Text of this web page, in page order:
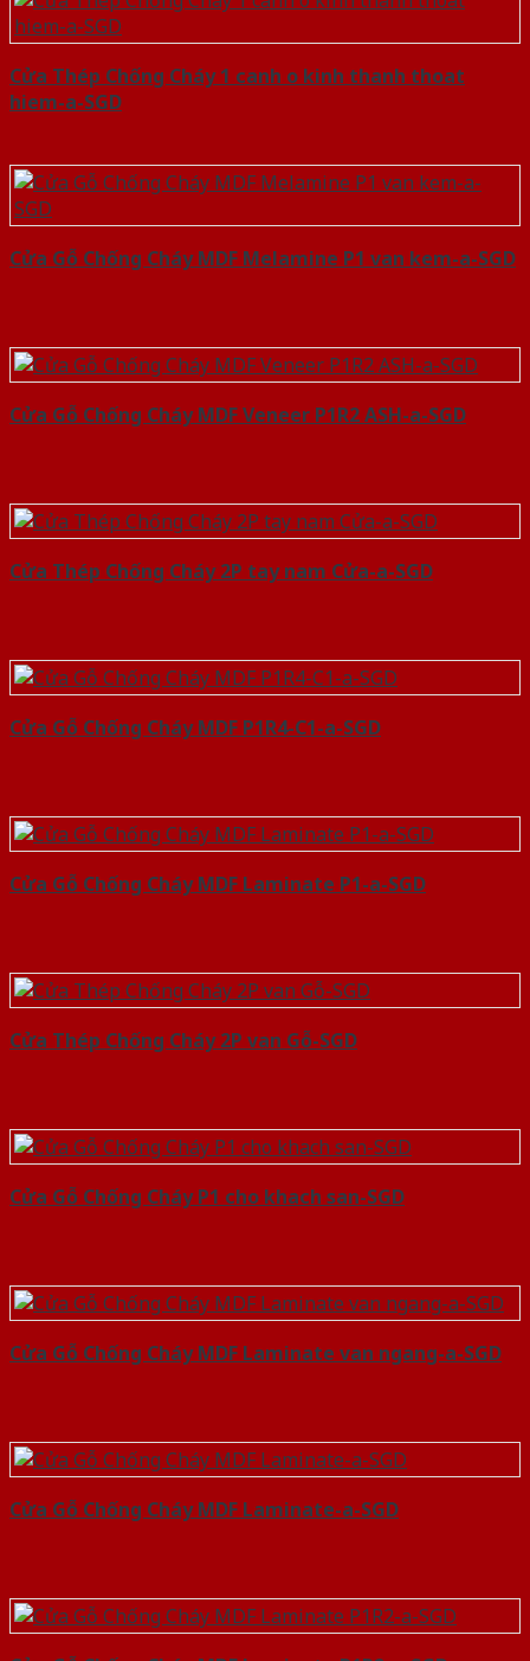
Cửa Thép Chống Cháy 1 canh o kinh thanh thoat
hiem-a-SGD
Cửa Gỗ Chống Cháy MDF Melamine P1 van kem-a-SGD
Cửa Gỗ Chống Cháy MDF Veneer P1R2 ASH-a-SGD
Cửa Thép Chống Cháy 2P tay nam Cửa-a-SGD
Cửa Gỗ Chống Cháy MDF P1R4-C1-a-SGD
Cửa Gỗ Chống Cháy MDF Laminate P1-a-SGD
Cửa Thép Chống Cháy 2P van Gỗ-SGD
Cửa Gỗ Chống Cháy P1 cho khach san-SGD
Cửa Gỗ Chống Cháy MDF Laminate van ngang-a-SGD
Cửa Gỗ Chống Cháy MDF Laminate-a-SGD